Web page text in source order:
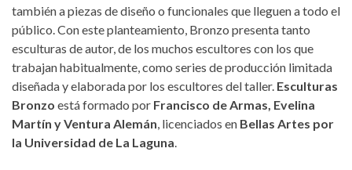
también a piezas de diseño o funcionales que lleguen a todo el
público. Con este planteamiento, Bronzo presenta tanto
esculturas de autor, de los muchos escultores con los que
trabajan habitualmente, como series de producción limitada
diseñada y elaborada por los escultores del taller. Esculturas
Bronzo está formado por Francisco de Armas, Evelina
Martín y Ventura Alemán, licenciados en Bellas Artes por
la Universidad de La Laguna.